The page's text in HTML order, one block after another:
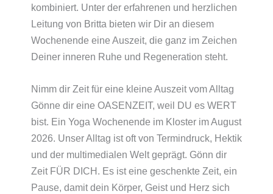
kombiniert. Unter der erfahrenen und herzlichen
Leitung von Britta bieten wir Dir an diesem
Wochenende eine Auszeit, die ganz im Zeichen
Deiner inneren Ruhe und Regeneration steht.
Nimm dir Zeit für eine kleine Auszeit vom Alltag
Gönne dir eine OASENZEIT, weil DU es WERT
bist. Ein Yoga Wochenende im Kloster im August
2026. Unser Alltag ist oft von Termindruck, Hektik
und der multimedialen Welt geprägt. Gönn dir
Zeit FÜR DICH. Es ist eine geschenkte Zeit, ein
Pause, damit dein Körper, Geist und Herz sich